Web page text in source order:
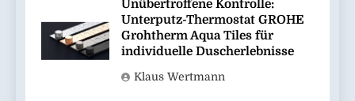
Unübertroffene Kontrolle:
Unterputz-Thermostat GROHE
Grohtherm Aqua Tiles für
individuelle Duscherlebnisse
Klaus Wertmann